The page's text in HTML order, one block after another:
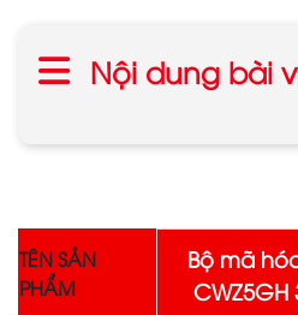
Nội dung bài
TÊN SẢN
PHẨM
Bộ mã
CWZ5GH